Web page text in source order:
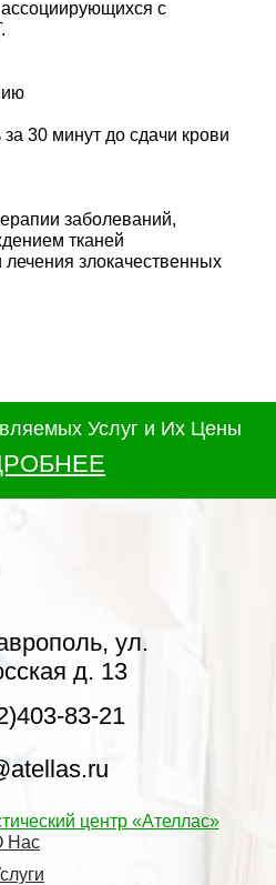
с
30 минут до сдачи крови
заболеваний,
тканей
злокачественных
Услуг и Их Цены
ул.
д. 13
83-21
Нас